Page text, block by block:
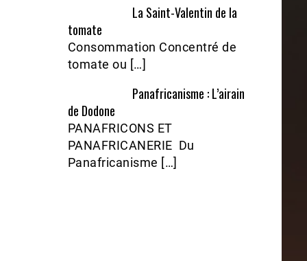
La Saint-Valentin de la
tomate
Consommation Concentré de
tomate ou […]
Panafricanisme : L’airain
de Dodone
PANAFRICONS ET
PANAFRICANERIE Du
Panafricanisme […]